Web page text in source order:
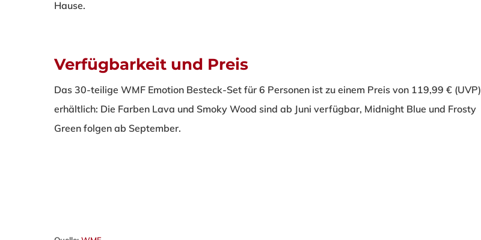
Hause.
Verfügbarkeit und Preis
Das 30-teilige WMF Emotion Besteck-Set für 6 Personen ist zu einem Preis von 119,99 € (UVP)
erhältlich: Die Farben Lava und Smoky Wood sind ab Juni verfügbar, Midnight Blue und Frosty
Green folgen ab September.